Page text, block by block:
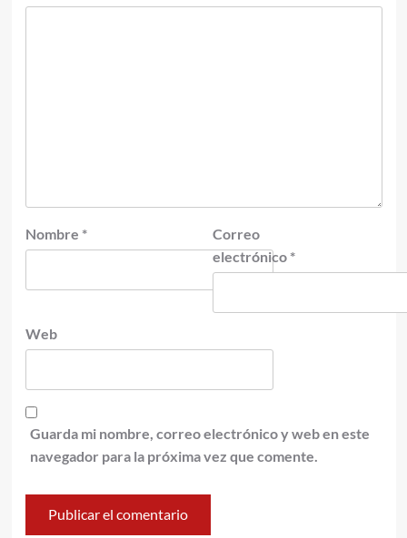
Nombre *
Correo
electrónico *
Web
Guarda mi nombre, correo electrónico y web en este
navegador para la próxima vez que comente.